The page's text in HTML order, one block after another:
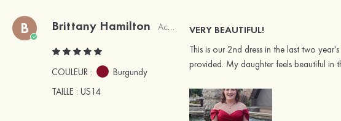
B Brittany Hamilton Acheteur vérifié
COULEUR :
Burgundy
TAILLE : US14
VERY BEAUTIFUL!
This is our 2nd dress in the last two
provided. My daughter feels beautiful in